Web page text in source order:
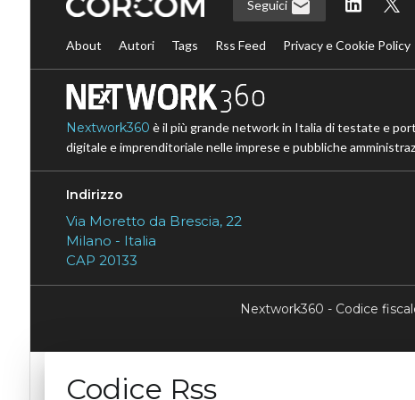
Seguici
About Autori Tags Rss Feed Privacy e Cookie Policy
Nextwork360 è il più grande network in Italia di testate e
digitale e imprenditoriale nelle imprese e pubbliche
Indirizzo
Via Moretto da Brescia, 22
Milano - Italia
CAP 20133
Nextwork360 - Codice
Codice Rss